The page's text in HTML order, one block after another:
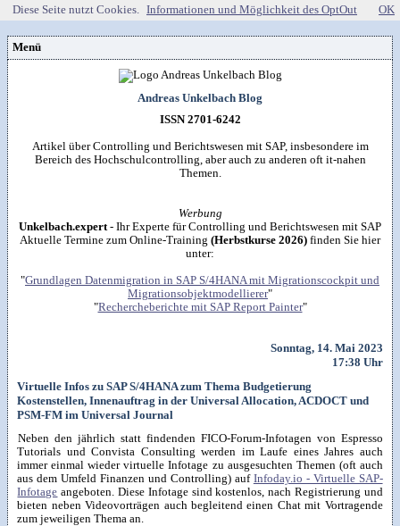
Menü
unkelbach.expert
Internet (149)
Office (90)
Artikelsuche
Apps für Android
Webempfehlungen
Workshop & Seminar
Autorenleben
Weitere Projekte
Datenschutzerklärung
Andreas Unkelbach Blog
ISSN 2701-6242
Artikel über Controlling und Berichtswesen mit SAP, insbesondere im
Bereich des Hochschulcontrolling, aber auch zu anderen oft it-nahen
Themen.
Werbung
Unkelbach.expert- Ihr Experte für Controlling und Berichtswesen mit SAP
Aktuelle Termine zum Online-Training (Herbstkurse 2026) finden Sie hier
unter:
"Grundlagen Datenmigration in SAP S/4HANA mit Migrationscockpit und
Migrationsobjektmodellierer"
"Rechercheberichte mit SAP Report Painter"
Sonntag, 14. Mai 2023
17:38 Uhr
Virtuelle Infos zu SAP S/4HANA zum Thema Budgetierung
Kostenstellen, Innenauftrag in der Universal Allocation, ACDOCT und
PSM-FM im Universal Journal
Neben den jährlich statt findenden FICO-Forum-Infotagen von Espresso
Tutorials und Convista Consulting werden im Laufe eines Jahres auch
immer einmal wieder virtuelle Infotage zu ausgesuchten Themen (oft auch
aus dem Umfeld Finanzen und Controlling) auf Infoday.io - Virtuelle SAP-
Infotage angeboten. Diese Infotage sind kostenlos, nach Registrierung und
bieten neben Videovorträgen auch begleitend einen Chat mit Vortragende
zum jeweiligen Thema an.
Diese Seite nutzt Cookies. Informationen und Möglichkeit des OptOut OK